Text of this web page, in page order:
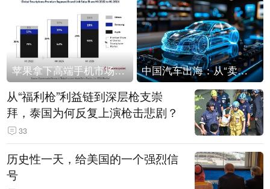
苹果拿下高端手机市场65%的份额：iPhone 17系列功不可没 中国汽车出海：从“卖出去”到“走进去”
从“福利枪”利益链到深层枪支崇
拜，泰国为何反复上演枪击悲剧？
33
历史性一天，给美国的一个强烈信
号